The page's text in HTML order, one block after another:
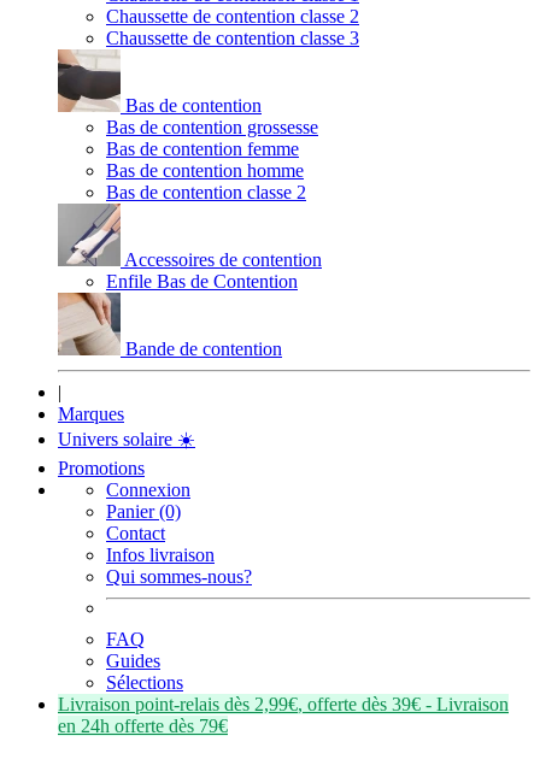
Chaussette de contention classe 2
Chaussette de contention classe 3
Bas de contention
Bas de contention grossesse
Bas de contention femme
Bas de contention homme
Bas de contention classe 2
Accessoires de contention
Enfile Bas de Contention
Bande de contention
|
Marques
Univers solaire ☀️
Promotions
Connexion
Panier (0)
Contact
Infos livraison
Qui sommes-nous?
FAQ
Guides
Sélections
Livraison point-relais dès 2,99€, offerte dès 39€ - Livraison
en 24h offerte dès 79€